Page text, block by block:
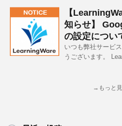
【
知らせ】
の設定につい
いつも弊社サービ
うございます。
→もっと